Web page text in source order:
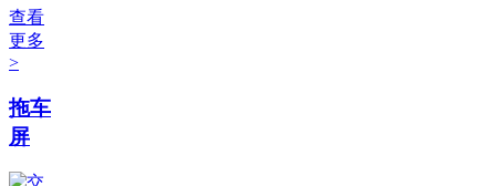
查看
更多
>
拖车
屏